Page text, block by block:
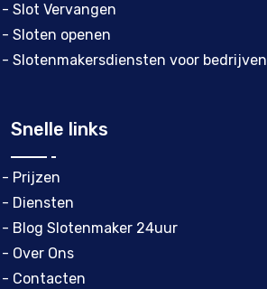
- Slot Vervangen
- Sloten openen
- Slotenmakersdiensten voor bedrijven
Snelle links
- Prijzen
- Diensten
- Blog Slotenmaker 24uur
- Over Ons
- Contacten